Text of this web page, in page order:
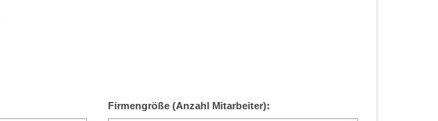
Firmengröße (Anzahl Mitarbeiter):